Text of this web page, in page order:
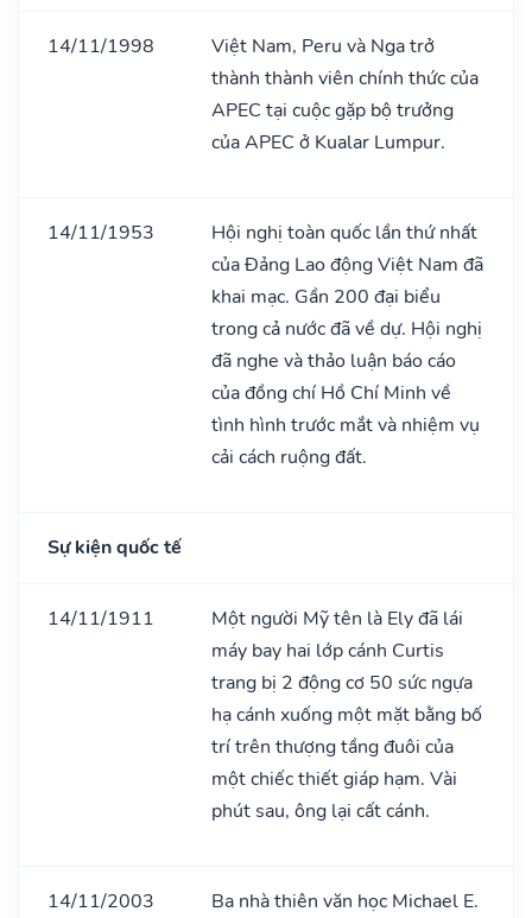
14/11/1998
Việt Nam, Peru và Nga trở
thành thành viên chính thức của
APEC tại cuộc gặp bộ trưởng
của APEC ở Kualar Lumpur.
14/11/1953
Hội nghị toàn quốc lần thứ nhất
của Đảng Lao động Việt Nam đã
khai mạc. Gần 200 đại biểu
trong cả nước đã về dự. Hội nghị
đã nghe và thảo luận báo cáo
của đồng chí Hồ Chí Minh về
tình hình trước mắt và nhiệm vụ
cải cách ruộng đất.
Sự kiện quốc tế
14/11/1911
Một người Mỹ tên là Ely đã lái
máy bay hai lớp cánh Curtis
trang bị 2 động cơ 50 sức ngựa
hạ cánh xuống một mặt bằng bố
trí trên thượng tầng đuôi của
một chiếc thiết giáp hạm. Vài
phút sau, ông lại cất cánh.
14/11/2003
Ba nhà thiên văn học Michael E.